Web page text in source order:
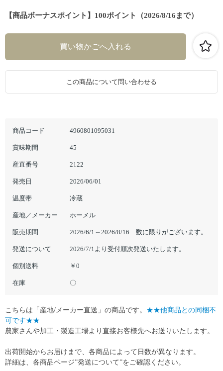
【商品ボーナスポイント】100ポイント（2026/8/16まで）
商品コード 4960801095031
賞味期間 45
産直番号 2122
発売日 2026/06/01
温度帯 冷蔵
産地／メーカー ホーメル
販売期間 2026/6/1～2026/8/16 数に限りがございます。
発送について 2026/7/1より受付順次発送いたします。
個別送料 ￥0
在庫 〇
この商品について問い合わせる
こちらは「産地/メーカー直送」の商品です。 ★★他商品との同梱不
可です★★
農家さんや加工・製造工場より直接お客様先へお送りいたします。
出荷開始からお届けまで、各商品によって日数が異なります。
詳細は、各商品ページ”発送について”をご確認ください。